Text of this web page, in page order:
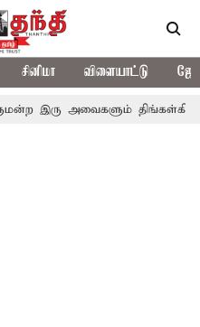
சினிமா விளையாட்டு
திங்கள்கிழமை வரை